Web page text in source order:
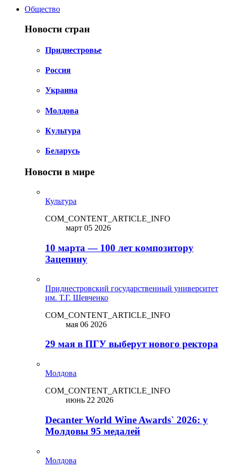
Общество
Новости стран
Приднестровье
Россия
Украина
Молдова
Культура
Беларусь
Новости в мире
Культура
COM_CONTENT_ARTICLE_INFO
март 05 2026
10 марта — 100 лет композитору
Зацепину
Приднестровский государственный университет
им. Т.Г. Шевченко
COM_CONTENT_ARTICLE_INFO
мая 06 2026
29 мая в ПГУ выберут нового ректора
Молдова
COM_CONTENT_ARTICLE_INFO
июнь 22 2026
Decanter World Wine Awards` 2026: у
Молдовы 95 медалей
Молдова